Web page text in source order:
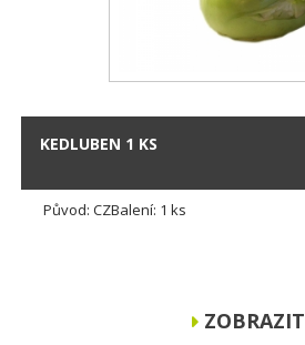
KEDLUBEN 1 KS
Původ: CZBalení: 1 ks
ZOBRAZIT